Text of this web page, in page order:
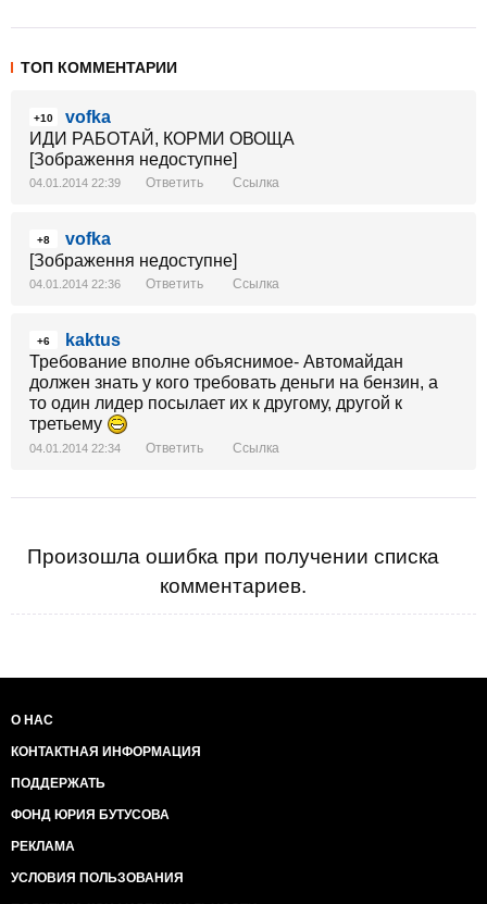
ТОП КОММЕНТАРИИ
+10
vofka
ИДИ РАБОТАЙ, КОРМИ ОВОЩА
[Зображення недоступне]
04.01.2014 22:39 Ответить Ссылка
+8
vofka
[Зображення недоступне]
04.01.2014 22:36 Ответить Ссылка
+6
kaktus
Требование вполне объяснимое- Автомайдан
должен знать у кого требовать деньги на бензин, а
то один лидер посылает их к другому, другой к
третьему
04.01.2014 22:34 Ответить Ссылка
Произошла ошибка при получении списка
комментариев.
О НАС
КОНТАКТНАЯ ИНФОРМАЦИЯ
ПОДДЕРЖАТЬ
ФОНД ЮРИЯ БУТУСОВА
РЕКЛАМА
УСЛОВИЯ ПОЛЬЗОВАНИЯ